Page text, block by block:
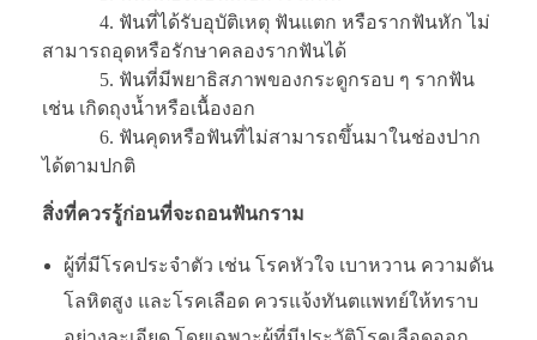
4. ฟันที่ได้รับอุบัติเหตุ ฟันแตก หรือรากฟันหัก ไม่
สามารถอุดหรือรักษาคลองรากฟันได้
5. ฟันที่มีพยาธิสภาพของกระดูกรอบ ๆ รากฟัน
เช่น เกิดถุงน้ำหรือเนื้องอก
6. ฟันคุดหรือฟันที่ไม่สามารถขึ้นมาในช่องปาก
ได้ตามปกติ
สิ่งที่ควรรู้ก่อนที่จะถอนฟันกราม
ผู้ที่มีโรคประจำตัว เช่น โรคหัวใจ เบาหวาน ความดัน
โลหิตสูง และโรคเลือด ควรแจ้งทันตแพทย์ให้ทราบ